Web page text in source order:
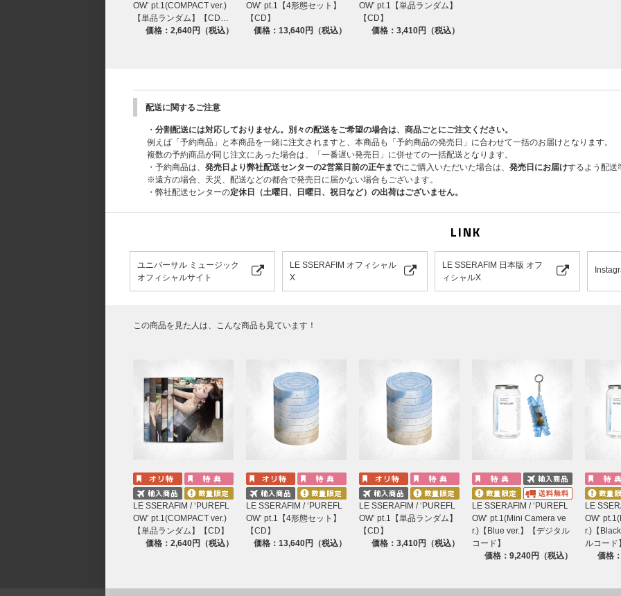
※シリアルナンバー1つにつき1回のご応募が可能であり
OW’ pt.1(COMPACT ver.)
【単品ランダム】【CD…
価格：2,640円（税込）
OW’ pt.1【4形態セット】
【CD】
価格：13,640円（税込）
OW’ pt.1【単品ランダム】
【CD】
価格：3,410円（税込）
配送に関するご注意
・ 分割配送には対応しておりません。別々の配送をご希望の場合は、商品ごとにご注文ください。
例えば「予約商品」と本商品を一緒に注文されますと、本商品も「予約商品の発売日」に合わせて一括のお届けとなります。
複数の予約商品が同じ注文にあった場合は、「一番遅い発売日」に併せての一括配送となります。
・予約商品は、 発売日より弊社配送センターの2営業日前の正午までにご購入いただいた場合は、 発売日にお届けするよう配送
※遠方の場合、天災、配送などの都合で発売日に届かない場合もございます。
・弊社配送センターの定休日（土曜日、日曜日、祝日など）の出荷はございません。
LINK
ユニバーサル ミュージック
オフィシャルサイト
LE SSERAFIM オフィシャル
X
LE SSERAFIM 日本版 オフ
ィシャルX
この商品を見た人は、こんな商品も見ています！
LE SSERAFIM / ‘PUREFL
OW’ pt.1(COMPACT ver.)
【単品ランダム】【CD】
価格：2,640円（税込）
LE SSERAFIM / ‘PUREFL
OW’ pt.1【4形態セット】
【CD】
価格：13,640円（税込）
LE SSERAFIM / ‘PUREFL
OW’ pt.1【単品ランダム】
【CD】
価格：3,410円（税込）
LE SSERAFIM / ‘PUREFL
OW’ pt.1(Mini Camera ve
r.)【Blue ver.】【デジタル
コード】
価格：9,240円（税込）
LE
OW’
r.)【
ルコード】
価格